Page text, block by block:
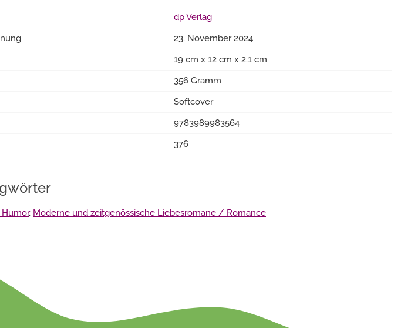
dp Verlag
23. November 2024
19 cm x 12 cm x 2.1 cm
356 Gramm
Softcover
9783989983564
376
, Moderne und zeitgenössische Liebesromane / Romance